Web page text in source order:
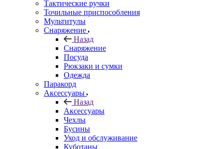
Тактические ручки
Точильные приспособления
Мультитулы
Снаряжение
Назад
Снаряжение
Посуда
Рюкзаки и сумки
Одежда
Паракорд
Аксессуары
Назад
Аксессуары
Чехлы
Бусины
Уход и обслуживание
Куботаны